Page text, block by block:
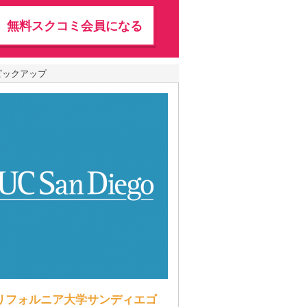
無料スクコミ会員になる
クアップ
フォルニア大学サンディエゴ